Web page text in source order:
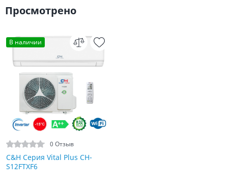
Просмотрено
В наличии
0 Отзыв
C&H Серия Vital Plus CH-
S12FTXF6